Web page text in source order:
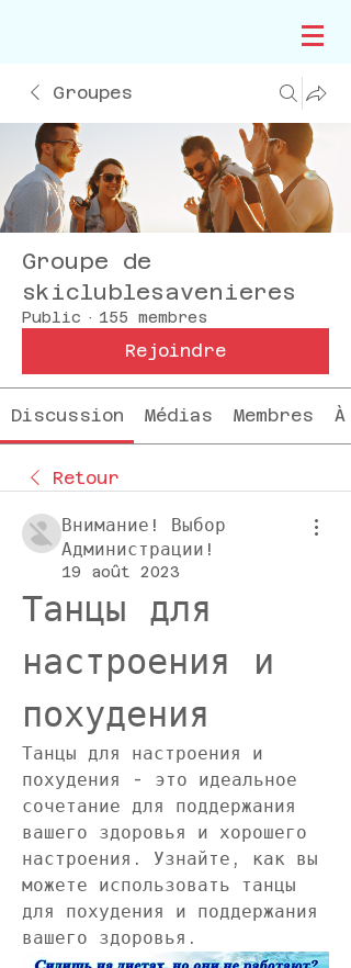
Groupes
Groupe de
skiclublesavenieres
Public · 155 membres
Rejoindre
Discussion Médias Membres
Retour
Внимание! Выбор
Администрации!
19 août 2023
Танцы для
настроения и
похудения
Танцы для настроения и
похудения - это идеальное
сочетание для поддержания
вашего здоровья и хорошего
настроения. Узнайте, как вы
можете использовать танцы
для похудения и поддержания
вашего здоровья.